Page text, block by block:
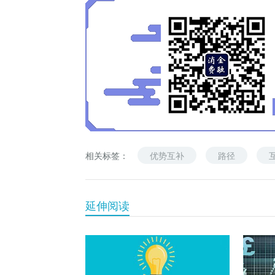
相关标签： 优势互补 路径
延伸阅读